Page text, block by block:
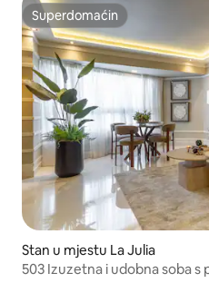
Superdomaćin
Superdomaćin
Stan u mjestu La Julia
503 Izuzetna i udobna soba s